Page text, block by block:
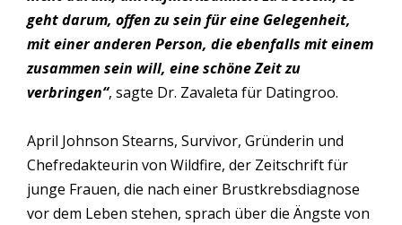
geht darum, offen zu sein für eine Gelegenheit,
mit einer anderen Person, die ebenfalls mit einem
zusammen sein will, eine schöne Zeit zu
verbringen“, sagte Dr. Zavaleta für Datingroo.
April Johnson Stearns, Survivor, Gründerin und
Chefredakteurin von Wildfire, der Zeitschrift für
junge Frauen, die nach einer Brustkrebsdiagnose
vor dem Leben stehen, sprach über die Ängste von